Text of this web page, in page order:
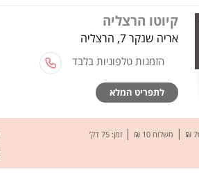
קיוטו הרצליה
אריה שנקר 7, הרצליה
הזמנות טלפוניות בלבד
לתפריט המלא
| משלוח 10 ₪ | זמן: 75 דק’